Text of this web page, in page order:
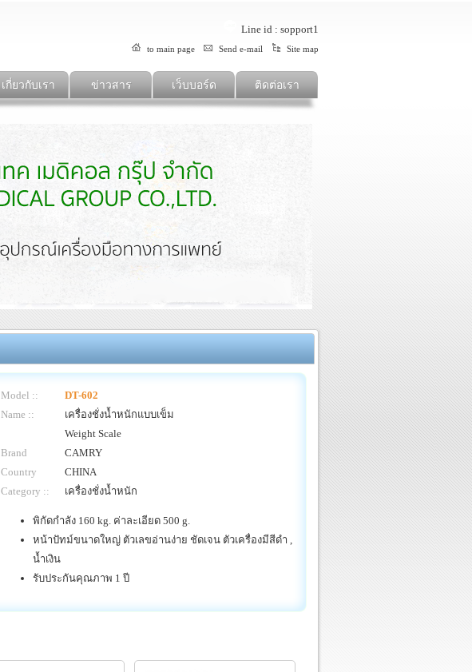
Line id : sopport1
to main page Send e-mail Site map
ติดต่อเรา
เว็บบอร์ด
ข่าวสาร
เกี่ยวกับเรา
Model ::
DT-602
Name ::
เครื่องชั่งน้ำหนักแบบเข็ม
Weight Scale
Brand
CAMRY
Country
CHINA
Category ::
เครื่องชั่งน้ำหนัก
พิกัดกำลัง 160 kg. ค่าละเอียด 500 g.
หน้าปัทม์ขนาดใหญ่ ตัวเลขอ่านง่าย ชัดเจน ตัวเครื่องมีสีดำ ,
น้ำเงิน
รับประกันคุณภาพ 1 ปี